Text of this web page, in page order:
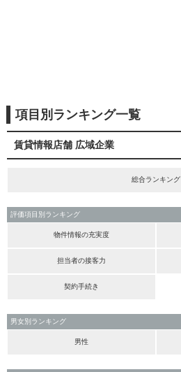
項目別ランキング一覧
賃貸情報店舗 広域企業
総合ランキング
評価項目別ランキング
物件情報の充実度
担当者の接客力
契約手続き
男女別ランキング
男性